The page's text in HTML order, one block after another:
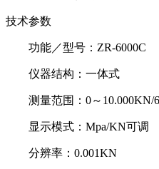
技术参数
功能／型号：ZR-6000C
仪器结构：一体式
测量范围：0～10.000KN/
显示模式：Mpa/KN可调
分辨率：0.001KN